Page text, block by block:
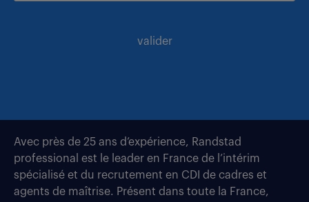
valider
Avec près de 25 ans d’expérience, Randstad
professional est le leader en France de l’intérim
spécialisé et du recrutement en CDI de cadres et
agents de maîtrise. Présent dans toute la France,